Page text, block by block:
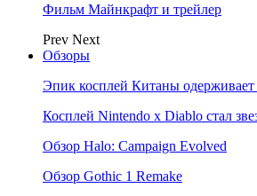
Фильм Майнкрафт и трейлер
Prev Next
Обзоры
Эпик косплей Китаны
Косплей Nintendo x Diablo стал
Обзор Halo: Campaign Evolved
Обзор Gothic 1 Remake